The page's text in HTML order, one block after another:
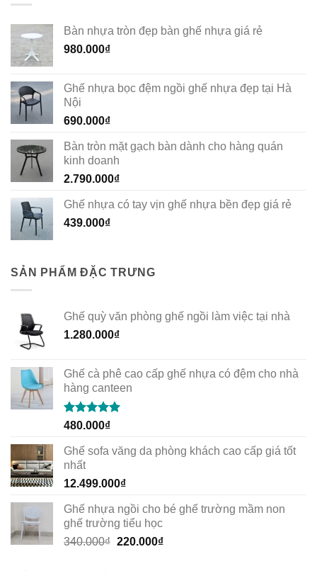
Bàn nhựa tròn đẹp bàn ghế nhựa giá rẻ
980.000₫
Ghế nhựa bọc đệm ngồi ghế nhựa đẹp tại Hà
Nội
690.000₫
Bàn tròn mặt gạch bàn dành cho hàng quán
kinh doanh
2.790.000₫
Ghế nhựa có tay vịn ghế nhựa bền đẹp giá rẻ
439.000₫
SẢN PHẨM ĐẶC TRƯNG
Ghế quỳ văn phòng ghế ngồi làm việc tại nhà
1.280.000₫
Ghế cà phê cao cấp ghế nhựa có đệm cho nhà
hàng canteen
Rated5.00
480.000₫
Ghế sofa văng da phòng khách cao cấp giá tốt
nhất
12.499.000₫
Ghế nhựa ngồi cho bé ghế trường mầm non
ghế trường tiểu học
340.000₫ Original
220.000₫Current